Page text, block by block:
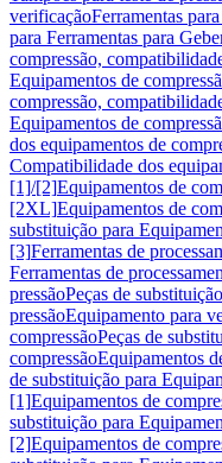
verificaçãoFerramentas
para Ferramentas para
compressão,
Equipamentos de
compressão,
Equipamentos de
dos equipamentos de
Compatibilidade dos
[1]/[2]Equipamentos de
[2XL]Equipamentos de
substituição para
[3]Ferramentas de
Ferramentas de
pressãoPeças de
pressãoEquipamento para
compressãoPeças de
compressãoEquipamentos
de substituição para
[1]Equipamentos de
substituição para
[2]Equipamentos de